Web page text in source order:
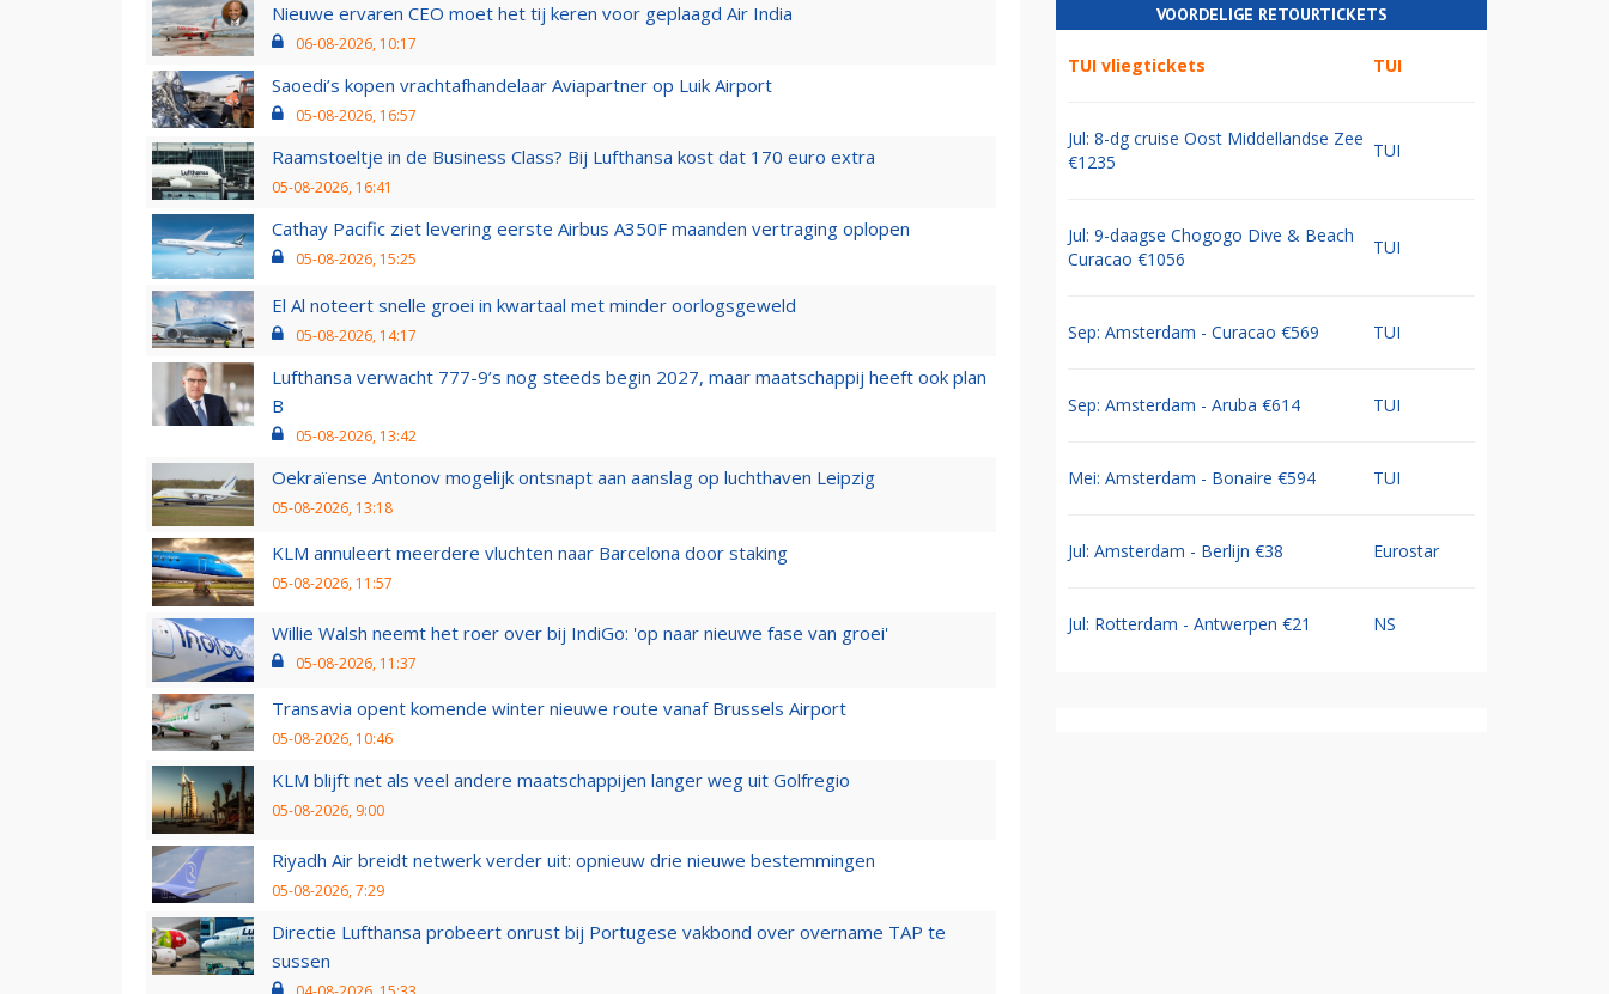
Nieuwe ervaren CEO moet het tij keren voor geplaagd Air India
06-08-2026, 10:17
Saoedi’s kopen vrachtafhandelaar Aviapartner op Luik Airport
05-08-2026, 16:57
Raamstoeltje in de Business Class? Bij Lufthansa kost dat 170 euro extra
05-08-2026, 16:41
Cathay Pacific ziet levering eerste Airbus A350F maanden vertraging oplopen
05-08-2026, 15:25
El Al noteert snelle groei in kwartaal met minder oorlogsgeweld
05-08-2026, 14:17
Lufthansa verwacht 777-9’s nog steeds begin 2027, maar maatschappij heeft ook plan
B
05-08-2026, 13:42
Oekraïense Antonov mogelijk ontsnapt aan aanslag op luchthaven Leipzig
05-08-2026, 13:18
KLM annuleert meerdere vluchten naar Barcelona door staking
05-08-2026, 11:57
Willie Walsh neemt het roer over bij IndiGo: 'op naar nieuwe fase van groei'
05-08-2026, 11:37
Transavia opent komende winter nieuwe route vanaf Brussels Airport
05-08-2026, 10:46
KLM blijft net als veel andere maatschappijen langer weg uit Golfregio
05-08-2026, 9:00
Riyadh Air breidt netwerk verder uit: opnieuw drie nieuwe bestemmingen
05-08-2026, 7:29
Directie Lufthansa probeert onrust bij Portugese vakbond over overname TAP te
sussen
VOORDELIGE RETOURTICKETS
TUI vliegtickets TUI
Jul: 8-dg cruise Oost Middellandse Zee
€1235
TUI
Jul: 9-daagse Chogogo Dive & Beach
Curacao €1056
TUI
Sep: Amsterdam - Curacao €569 TUI
Sep: Amsterdam - Aruba €614 TUI
Mei: Amsterdam - Bonaire €594 TUI
Jul: Amsterdam - Berlijn €38 Eurostar
Jul: Rotterdam - Antwerpen €21 NS